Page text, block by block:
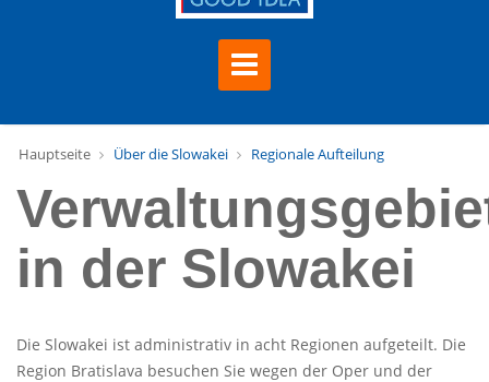
Hauptseite Über die Slowakei Regionale Aufteilung
in der Slowakei
Die Slowakei ist administrativ in acht Regionen aufgeteilt. Die
Region Bratislava besuchen Sie wegen der Oper und der